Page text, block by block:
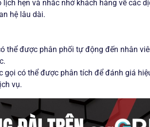
lịch hẹn và nhắc nhở khách hàng về các
hệ lâu dài.
thể được phân phối tự động đến nhân
gọi có thể được phân tích để đánh giá
vụ.